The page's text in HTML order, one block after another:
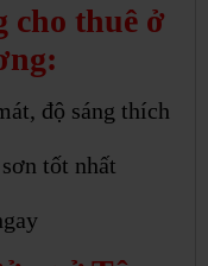
cho thuê ở
độ sáng thích
tốt nhất